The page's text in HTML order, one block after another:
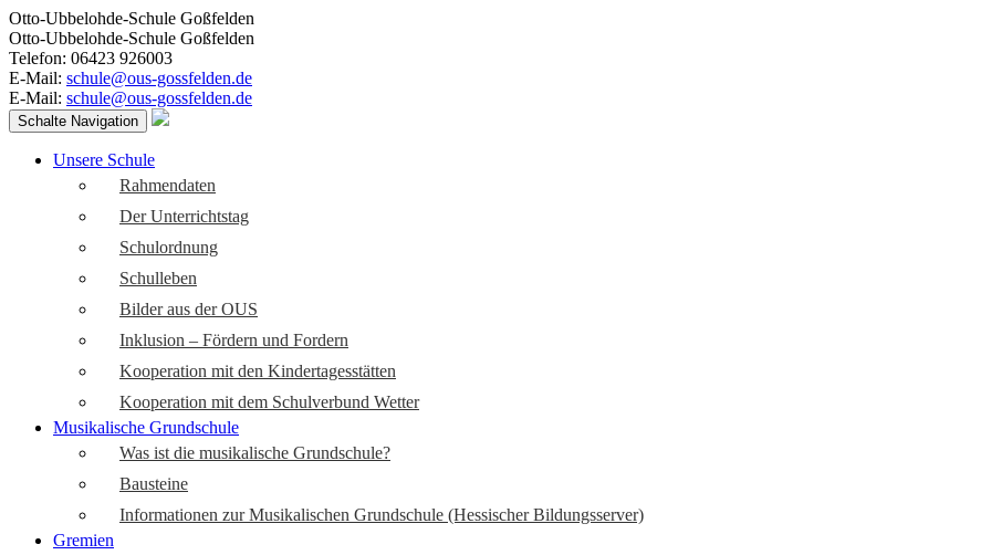
Otto-Ubbelohde-Schule Goßfelden
Otto-Ubbelohde-Schule Goßfelden
Telefon: 06423 926003
E-Mail: schule@ous-gossfelden.de
E-Mail: schule@ous-gossfelden.de
Schalte Navigation
Unsere Schule
Rahmendaten
Der Unterrichtstag
Schulordnung
Schulleben
Bilder aus der OUS
Inklusion – Fördern und Fordern
Kooperation mit den Kindertagesstätten
Kooperation mit dem Schulverbund Wetter
Musikalische Grundschule
Was ist die musikalische Grundschule?
Bausteine
Informationen zur Musikalischen Grundschule (Hessischer Bildungsserver)
Gremien